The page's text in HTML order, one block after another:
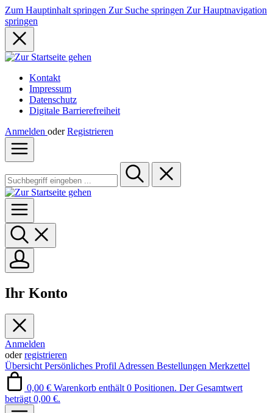
Zum Hauptinhalt springen Zur Suche springen Zur Hauptnavigation
springen
Kontakt
Impressum
Datenschutz
Digitale Barrierefreiheit
Anmelden oder Registrieren
Ihr Konto
Anmelden
oderregistrieren
Übersicht Persönliches Profil Adressen Bestellungen Merkzettel
0,00 € Warenkorb enthält 0 Positionen. Der Gesamtwert
beträgt 0,00 €.